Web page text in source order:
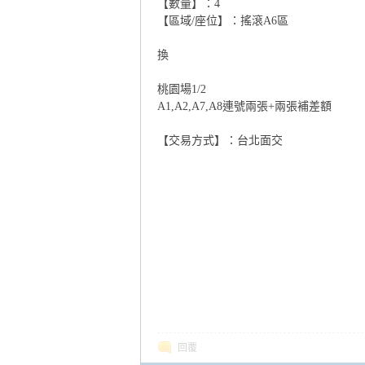
【數量】：4
【區域/座位】：搖滾A6區
換
桃園場1/2
A1,A2,A7,A8連號兩張+兩張補差額
【交易方式】：台北面交
回覆